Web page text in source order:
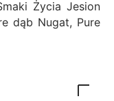
Życia Jesion
dąb Nugat, Pure